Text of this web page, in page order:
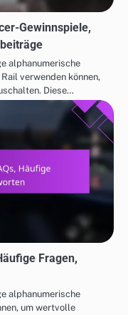
Gewinnspiele,
alphanumerische
verwenden können,
Diese…
Fragen,
alphanumerische
um wertvolle